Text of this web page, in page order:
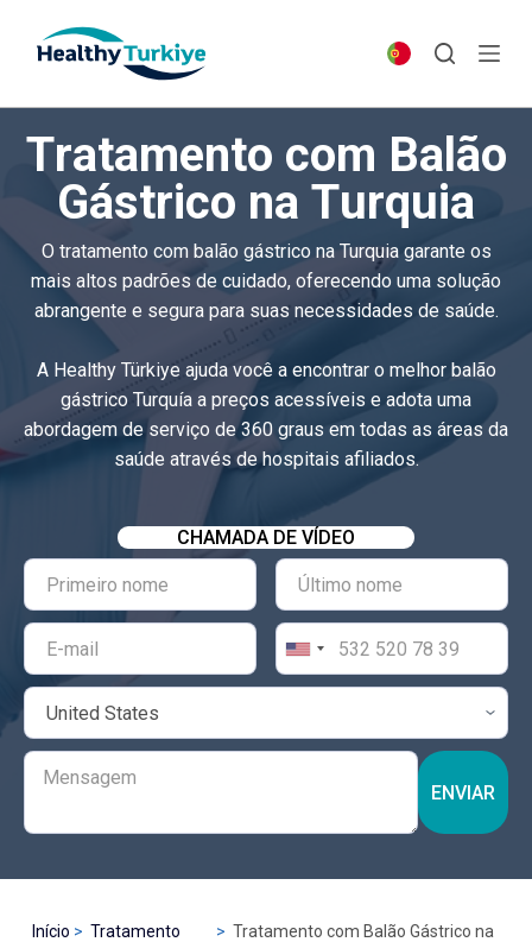
p
t
n
Tratamento com Balão
Gástrico na Turquia
O tratamento com balão gástrico na Turquia garante os
mais altos padrões de cuidado, oferecendo uma solução
abrangente e segura para suas necessidades de saúde.
A Healthy Türkiye ajuda você a encontrar o melhor balão
gástrico Turquía a preços acessíveis e adota uma
abordagem de serviço de 360 ​​graus em todas as áreas da
saúde através de hospitais afiliados.
CHAMADA DE VÍDEO
ENVIAR
Início
Tratamento
Tratamento com Balão Gástrico na